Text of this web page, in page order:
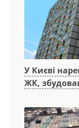
У Києві
ЖК,